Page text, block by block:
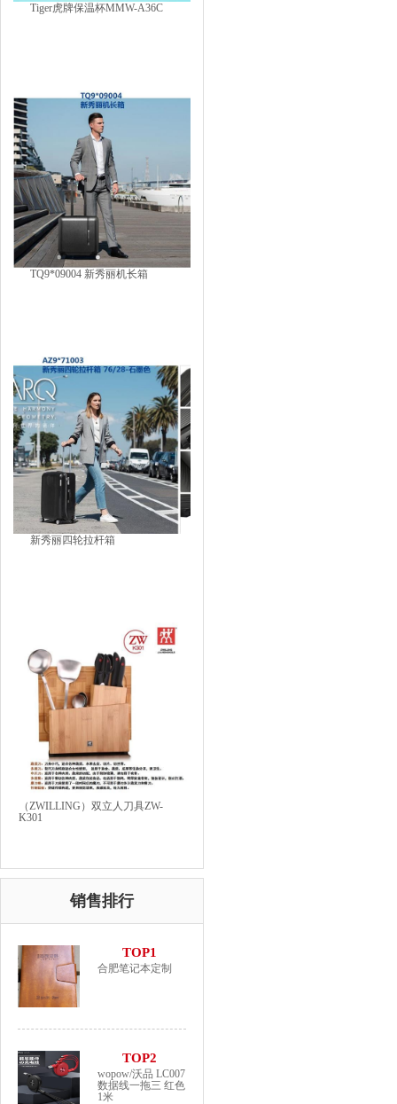
Tiger虎牌保温杯MMW-A36C
TQ9*09004 新秀丽机长箱
新秀丽四轮拉杆箱
（ZWILLING）双立人刀具ZW-
K301
销售排行
TOP1
合肥笔记本定制
TOP2
wopow/沃品 LC007
数据线一拖三 红色
1米